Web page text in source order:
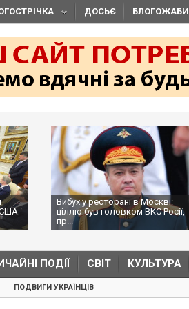
ДОСЬЄ БЛОГОЖАБИ
США
Вибух у ресторані в Москві:
ціллю був головком ВКС Росії,
пр...
ПОДІЇ СВІТ КУЛЬТУРА
ПОДВИГИ УКРАЇНЦІВ